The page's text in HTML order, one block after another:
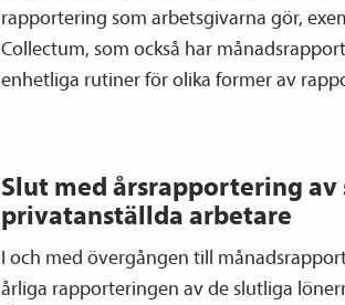
rapportering som arbetsgivarna gör,
Collectum, som också har
enhetliga rutiner för olika former av
Slut med årsrapportering
privatanställda arbetare
I och med övergången till
årliga rapporteringen av de slutliga